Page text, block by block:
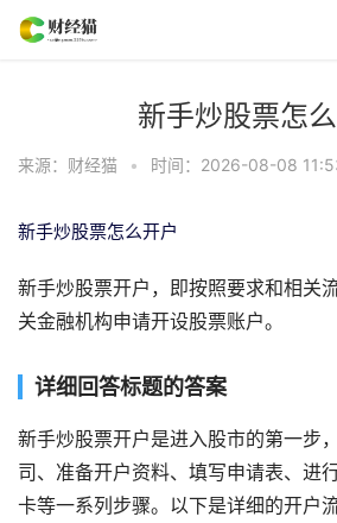
新手炒股票怎
来源：财经猫 • 时间：2026-08-08
新手炒股票怎么开户
新手炒股票开户，即按照要求和相关
关金融机构申请开设股票账户。
详细回答标题的答案
新手炒股票开户是进入股市的第一步
司、准备开户资料、填写申请表、进
卡等一系列步骤。以下是详细的开户流